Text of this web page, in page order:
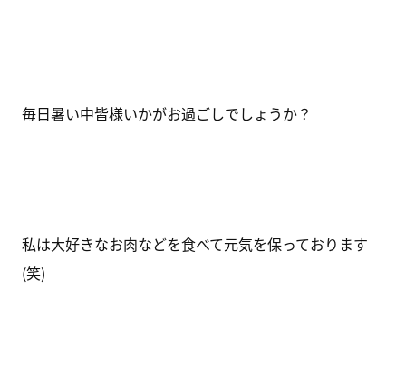
毎日暑い中皆様いかがお過ごしでしょうか？
私は大好きなお肉などを食べて元気を保っております
(笑)